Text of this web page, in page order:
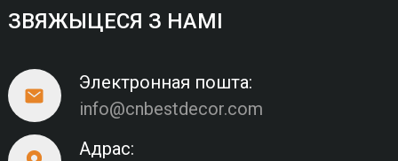
ЗВЯЖЫЦЕСЯ З НАМІ
Электронная пошта:
info@cnbestdecor.com
Адрас: